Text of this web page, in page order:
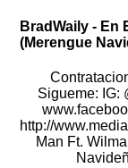
BradWaily - En
(Merengue
Sigueme: IG:
http://
Man Ft.